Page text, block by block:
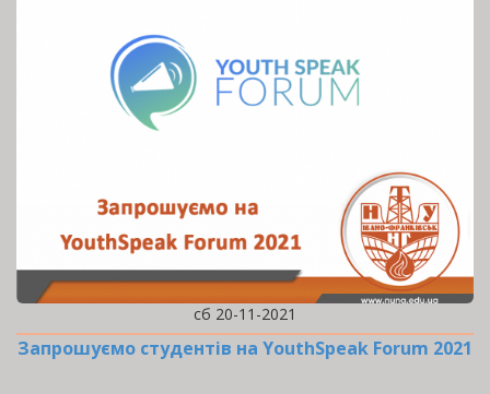
сб 20-11-2021
Запрошуємо студентів на YouthSpeak Forum 2021